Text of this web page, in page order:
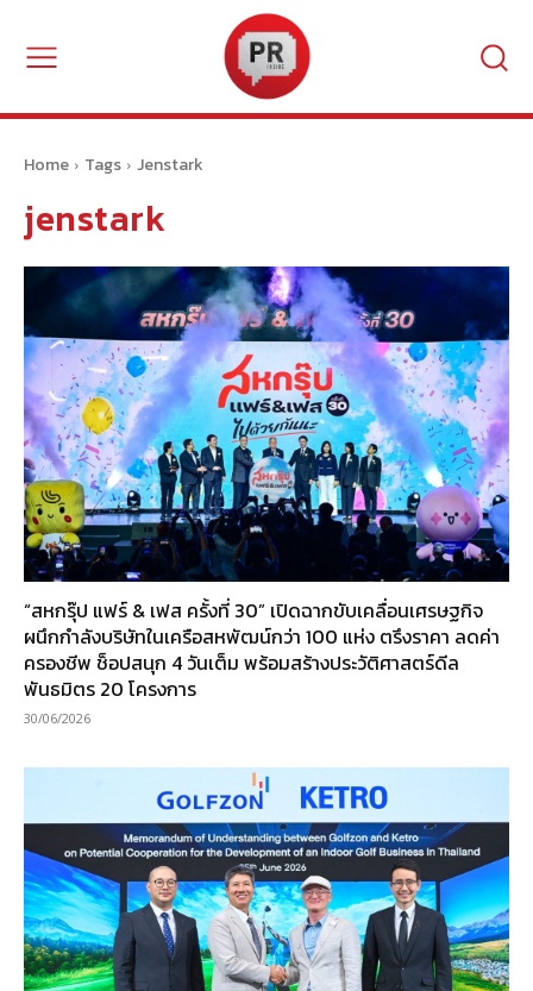
Home Tags Jenstark
jenstark
“สหกรุ๊ป แฟร์ & เฟส ครั้งที่ 30” เปิดฉากขับเคลื่อนเศรษฐกิจ
ผนึกกำลังบริษัทในเครือสหพัฒน์กว่า 100 แห่ง ตรึงราคา ลดค่า
ครองชีพ ช็อปสนุก 4 วันเต็ม พร้อมสร้างประวัติศาสตร์ดีล
พันธมิตร 20 โครงการ
30/06/2026